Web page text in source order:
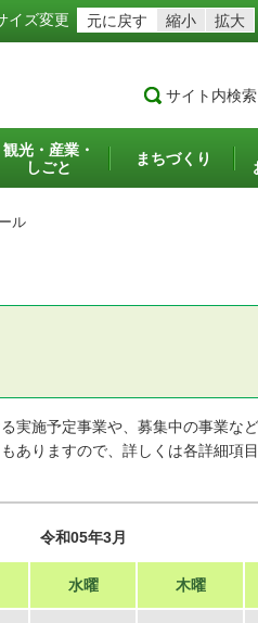
イズ変更 元に戻す 縮小 拡大
サイト内検索
観光・産業・
しごと
まちづくり
ル
施予定事業や、募集中の事業など
ありますので、詳しくは各詳細項
令和05年3月
水曜 木曜